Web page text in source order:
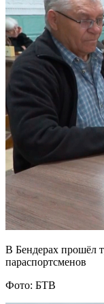
В Бендерах прошёл
параспортсменов
Фото: БТВ